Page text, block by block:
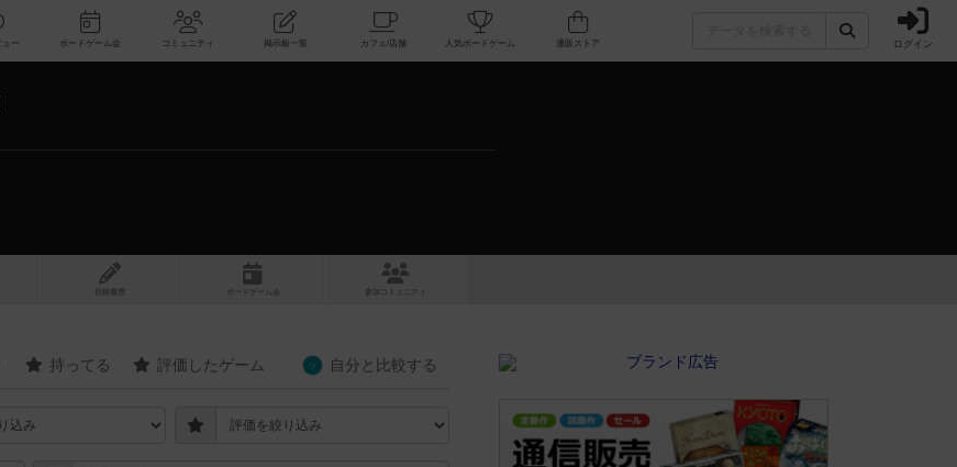
新着レビュー ボードゲーム会 コミュニティ 掲示板一覧 カフェ/店舗 人気ボードゲーム ログイン
投稿履歴 ボ ドゲ ーム コミュニティ
持ってる 評価したゲーム 自分と 比較する